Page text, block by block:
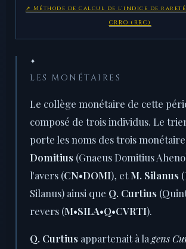
↗ Méthode de calcul de l'indice de rareté
CRRO (RRC)
✦
LES MONÉTAIRES
Le collège monétaire de cette
composé de trois individus. Le
porte les noms des trois
Domitius (Gnaeus Domitius
l'avers (CN•DOMI), etM. Silanus
Silanus) ainsi que Q. Curtius
revers (M•SILA•Q•CVRTI).
Q. Curtius appartenait à la gens